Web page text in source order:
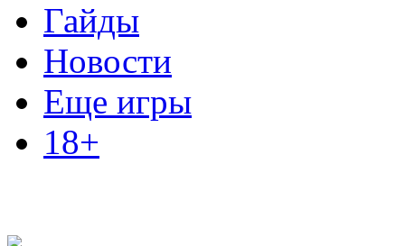
Гайды
Новости
Еще игры
18+